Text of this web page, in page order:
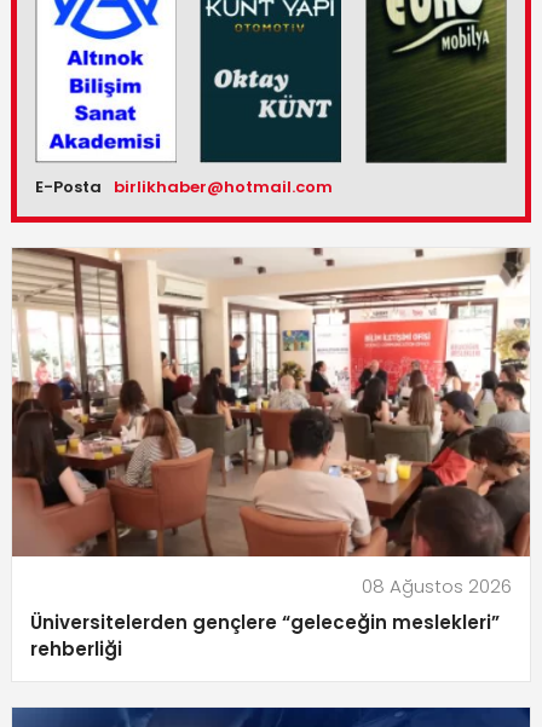
E-Posta birlikhaber@hotmail.com
08 Ağustos 2026
Üniversitelerden gençlere “geleceğin meslekleri”
rehberliği